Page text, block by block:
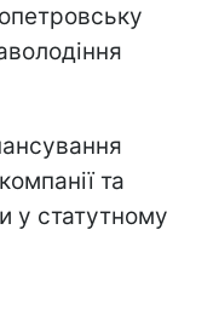
та
у статутному